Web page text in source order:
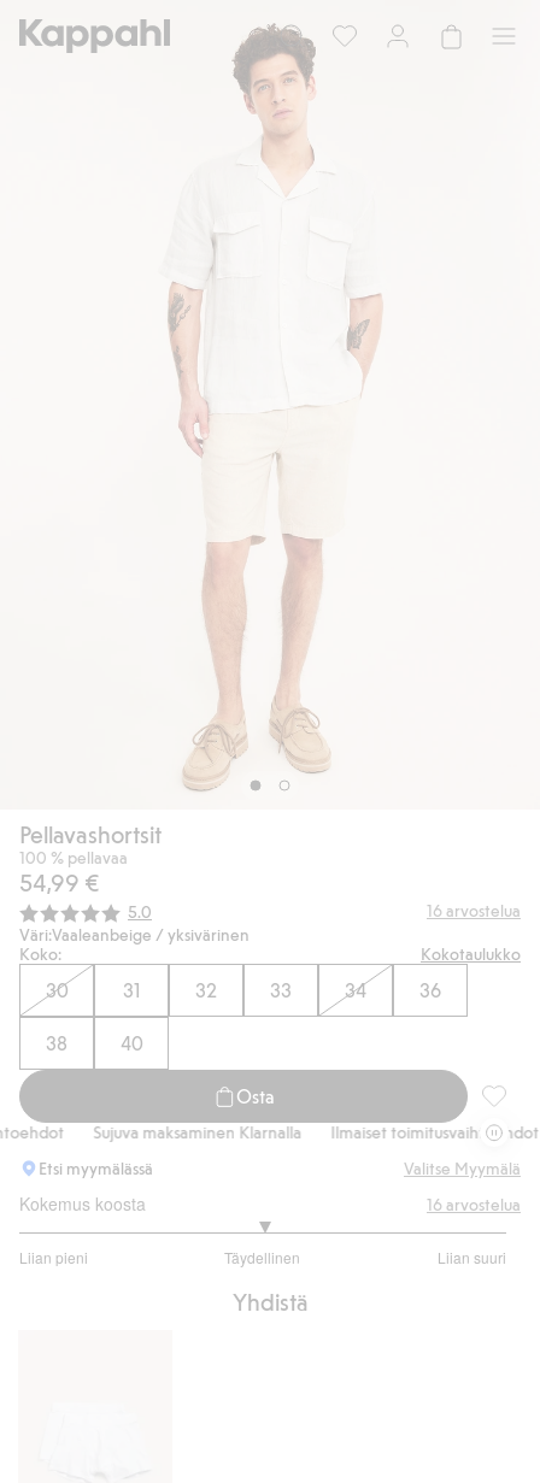
Pellavashortsit
100 % pellavaa
54,99 €
Keskimääräinen luokitus:
5.0 16 arvostelua
Väri:Vaaleanbeige / yksivärinen
Koko:
Kokotaulukko
30 31 32 33 34 36
38 40
Osta
Sujuva maksaminen Klarnalla
Ilmaiset toimitusvaihtoehdot
Etsi myymälässä
Valitse Myymälä
Kokemus koosta
Liian pieni Täydellinen Liian suuri
/
16 arvostelua
Yhdistä